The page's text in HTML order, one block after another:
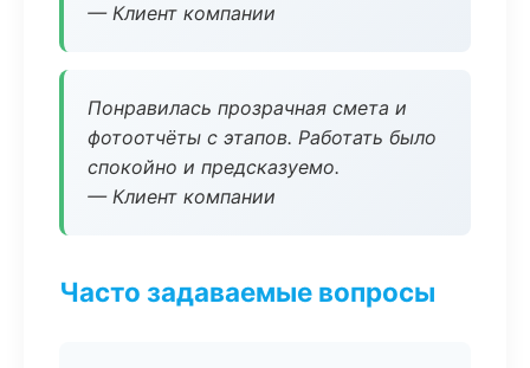
— Клиент компании
Понравилась прозрачная смета и
фотоотчёты с этапов. Работать было
спокойно и предсказуемо.
— Клиент компании
Часто задаваемые вопросы